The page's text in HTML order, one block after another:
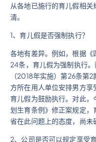
从各地已施行的育儿假相
清。
1、育儿假是否强制执行？
各地有差异。例如，根据
24条，育儿假为强制执行
（2018年实施）第26条第
方所在用人单位安排男方
育儿假为鼓励执行。对此
划生育条例》修正案规定
省在此问题上的态度，尚未
2、公司是否可以规定享受